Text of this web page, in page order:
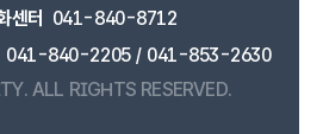
센터
041-840-8712
041-840-2205 / 041-853-2630
ALL RIGHTS RESERVED.